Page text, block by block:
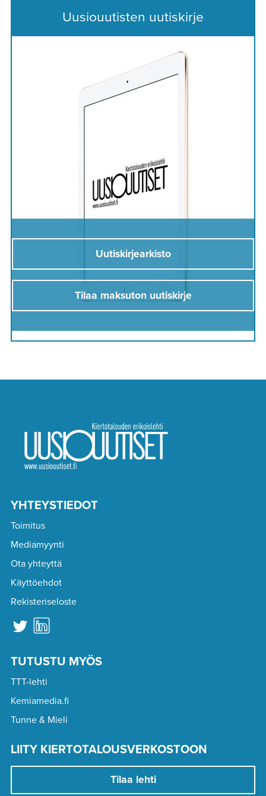
Uusiouutisten uutiskirje
Uutiskirjearkisto
Tilaa maksuton uutiskirje
YHTEYSTIEDOT
Toimitus
Mediamyynti
Ota yhteyttä
Käyttöehdot
Rekisteriseloste
TUTUSTU MYÖS
TTT-lehti
Kemiamedia.fi
Tunne & Mieli
LIITY KIERTOTALOUSVERKOSTOON
Tilaa lehti